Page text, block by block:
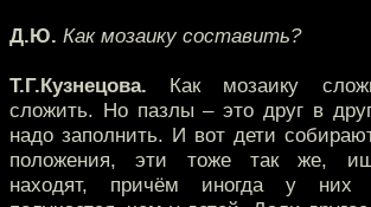
Д.Ю. Как мозаику составить?
Т.Г.Кузнецова. Как мозаику
сложить. Но пазлы – это друг в
надо заполнить. И вот дети
положения, эти тоже так же,
находят, причём иногда у них